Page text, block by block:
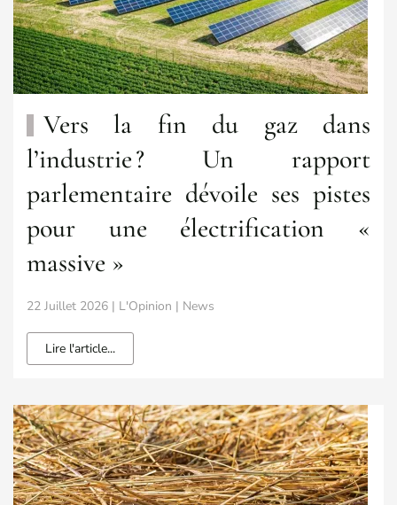
Vers la fin du gaz dans
l’industrie ? Un rapport
parlementaire dévoile ses pistes
pour une électrification «
massive »
22 Juillet 2026 | L'Opinion | News
Lire l'article...